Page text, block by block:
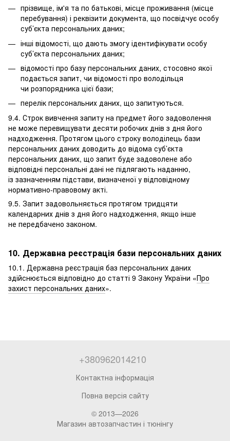
прізвище, ім'я та по батькові, місце проживання (місце
перебування) і реквізити документа, що посвідчує особу
суб’єкта персональних даних;
інші відомості, що дають змогу ідентифікувати особу
суб’єкта персональних даних;
відомості про базу персональних даних, стосовно якої
подається запит, чи відомості про володільця
чи розпорядника цієї бази;
перелік персональних даних, що запитуються.
9.4. Строк вивчення запиту на предмет його задоволення
не може перевищувати десяти робочих днів з дня його
надходження. Протягом цього строку володілець бази
персональних даних доводить до відома суб’єкта
персональних даних, що запит буде задоволене або
відповідні персональні дані не підлягають наданню,
із зазначенням підстави, визначеної у відповідному
нормативно-правовому акті.
9.5. Запит задовольняється протягом тридцяти
календарних днів з дня його надходження, якщо інше
не передбачено законом.
10. Державна реєстрація бази персональних даних
10.1. Державна реєстрація баз персональних даних
здійснюється відповідно до статті 9 Закону України «Про
захист персональних даних».
+380962014210
Контактна інформація
Повна версія сайту
© 2013—2026
Магазин автозапчастин і тюнінгу